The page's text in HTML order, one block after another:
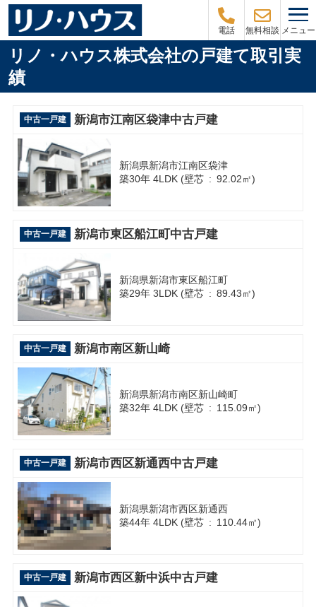
電話 無料相談 メニュー
リノ・ハウス株式会社の戸建て取引実
績
中古一戸建 新潟市江南区袋津中古戸建
新潟県新潟市江南区袋津
築30年 4LDK (壁芯 : 92.02㎡)
中古一戸建 新潟市東区船江町中古戸建
新潟県新潟市東区船江町
築29年 3LDK (壁芯 : 89.43㎡)
中古一戸建 新潟市南区新山崎
新潟県新潟市南区新山崎町
築32年 4LDK (壁芯 : 115.09㎡)
中古一戸建 新潟市西区新通西中古戸建
新潟県新潟市西区新通西
築44年 4LDK (壁芯 : 110.44㎡)
中古一戸建 新潟市西区新中浜中古戸建